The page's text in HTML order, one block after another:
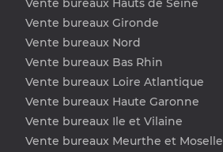
Vente bureaux Gironde
Vente bureaux Nord
Vente bureaux Bas Rhin
Vente bureaux Loire Atlantique
Vente bureaux Haute Garonne
Vente bureaux Ile et Vilaine
Vente bureaux Meurthe et Moselle